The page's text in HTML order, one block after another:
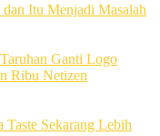
dan Itu Menjadi Masalah
Ganti Logo
Ribu Netizen
Taste Sekarang Lebih